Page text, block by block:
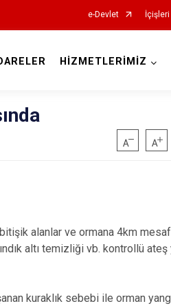
e-Devlet İçişleri
Ferizli
Geyve
Karapürçek
HİZMETLERİMİZ
alanlar ve ormana 4km
altı temizliği vb. kontrollü ateş
kuraklık sebebi ile orman